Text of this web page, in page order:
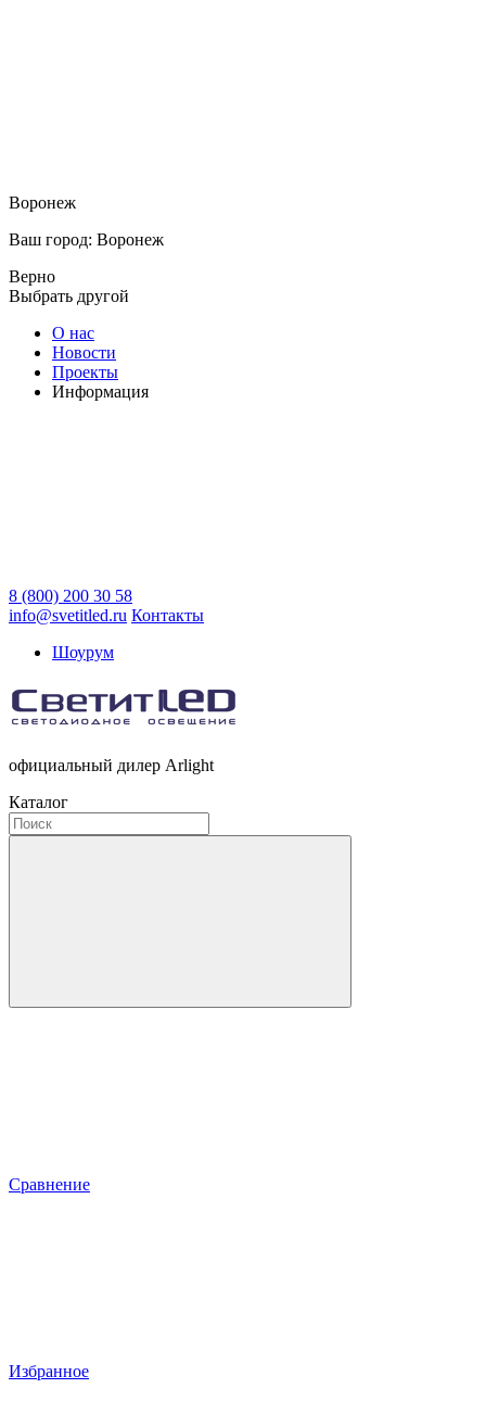
Воронеж
Ваш город: Воронеж
Верно
Выбрать другой
О нас
Новости
Проекты
Информация
8 (800) 200 30 58
info@svetitled.ru Контакты
Шоурум
официальный дилер Arlight
Каталог
Сравнение
Избранное